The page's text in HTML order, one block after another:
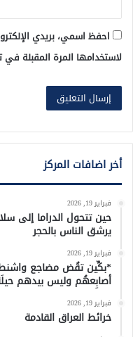
احفظ اسمي، بريدي
لاستخدامها المرة المقبلة
أخر اضافات المركز
فبراير 19, 2026
حين تتحول الدراما إلى
يرشق الناس بالحجر
فبراير 19, 2026
*بكِّين تقُض مضاجع
أصابِعهُم وليس بيدهم
فبراير 19, 2026
خرائط العراق القادمة